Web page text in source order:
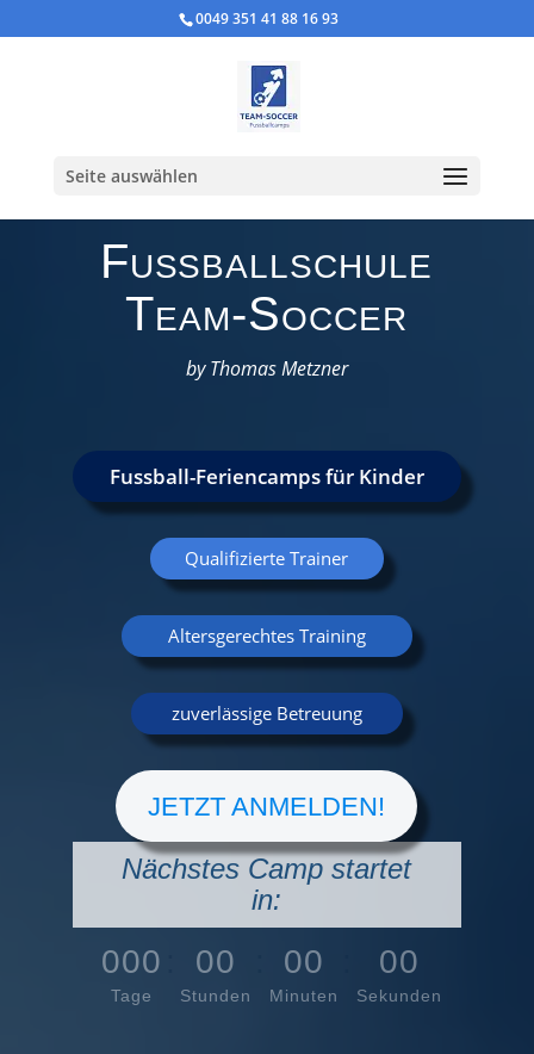
0049 351 41 88 16 93
Seite auswählen
Fußballschule
Team-Soccer
by Thomas Metzner
Nächstes Camp startet
in:
000 00 00 00
Fussball-Feriencamps für Kinder
Qualifizierte Trainer
Altersgerechtes Training
zuverlässige Betreuung
JETZT ANMELDEN!